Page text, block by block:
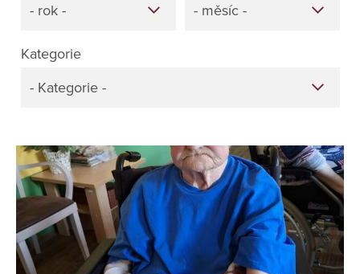
Kategorie
- Kategorie -
- rok -
- měsíc -